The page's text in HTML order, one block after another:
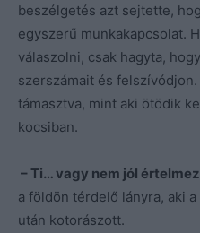
beszélgetés azt sejtette,
egyszerű munkakapcsolat.
válaszolni, csak hagyta,
szerszámait és
támasztva, mint aki ötödik
kocsiban.
– Ti… vagy nem jól
a földön térdelő lányra, aki
után kotorászott.